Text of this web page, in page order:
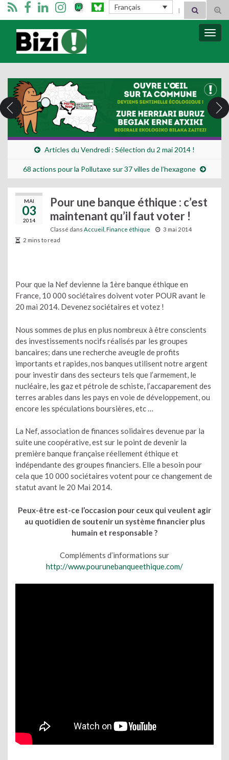
Français Search for:
Bizimugi
Articles du Vendredi : Sélection du 2 mai 2014 !
68 actions pour la Pollutaxe sur 37 villes de l’hexagone
MAI
03
2014
Pour une banque éthique : c’est
maintenant qu’il faut voter !
Classé dans Accueil Finance éthique
3 mai 2014
2 mins to read
Pour que la Nef devienne la 1ère banque éthique en
France, 10 000 sociétaires doivent voter POUR avant le
20 mai 2014. Devenez sociétaires et votez !
Nous sommes de plus en plus nombreux à être conscients
des investissements nocifs réalisés par les groupes
bancaires; dans une recherche aveugle de profits
importants et rapides, nos banques utilisent notre argent
pour investir dans des secteurs tels que l’armement, le
nucléaire, les gaz et pétrole de schiste, l’accaparement des
terres arables dans les pays en voie de développement, ou
encore les spéculations boursières, etc …
La Nef, association de finances solidaires devenue par la
suite une coopérative, est sur le point de devenir la
première banque française réellement éthique et
indépendante des groupes financiers. Elle a besoin pour
cela que 10 000 sociétaires votent pour ce changement de
statut avant le 20 Mai 2014.
Peux-être est-ce l’occasion pour ceux qui veulent agir
au quotidien de soutenir un système financier plus
humain et responsable ?
Compléments d’informations sur
http://www.pourunebanqueethique.com/